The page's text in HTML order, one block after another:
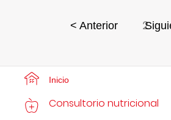
< Anterior 2
Inicio
Consultorio nutricional